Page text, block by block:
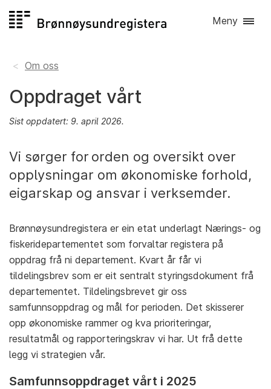
til
Meny
Om oss
Oppdraget vårt
Sist oppdatert: 9. april 2026.
Vi sørger for orden og oversikt over
opplysningar om økonomiske forhold,
eigarskap og ansvar i verksemder.
Brønnøysundregistera er ein etat underlagt Nærings- og
fiskeridepartementet som forvaltar registera på
oppdrag frå ni departement. Kvart år får vi
tildelingsbrev som er eit sentralt styringsdokument frå
departementet. Tildelingsbrevet gir oss
samfunnsoppdrag og mål for perioden. Det skisserer
opp økonomiske rammer og kva prioriteringar,
resultatmål og rapporteringskrav vi har. Ut frå dette
legg vi strategien vår.
Samfunnsoppdraget vårt i 2025